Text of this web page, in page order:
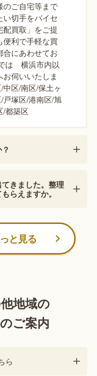
のご自宅等まで
切手をバイセ
配買取」をご提
利で手軽な買
にあわせてお
は 横浜市内以
伺いいたしま
区/南区/保土ヶ
戸塚区/港南区/旭
/都築区
きました。整理
らえますか。
と見る
地域の
ご案内
ら